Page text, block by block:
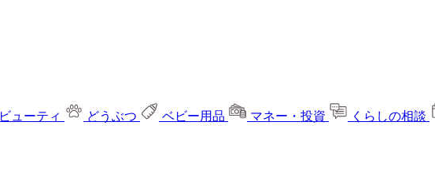
ビューティ どうぶつ ベビー用品 マネー・投資 くらしの相談